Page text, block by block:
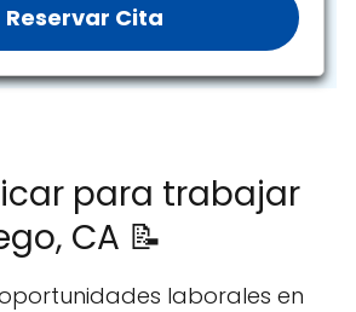
Reservar Cita
para trabajar
CA 📝
laborales en